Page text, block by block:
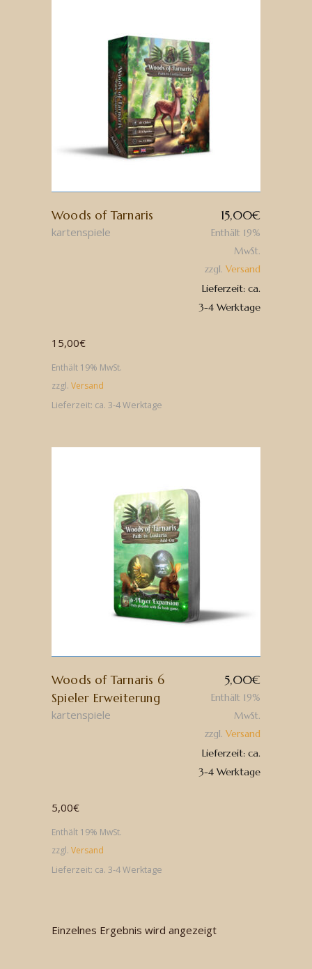
Woods of Tarnaris 15,00€
Enthält 19%
MwSt.
zzgl. Versand
Lieferzeit: ca.
3-4 Werktage
kartenspiele
15,00€
Enthält 19% MwSt.
zzgl. Versand
Lieferzeit: ca. 3-4 Werktage
Woods of Tarnaris 6
Spieler Erweiterung
5,00€
Enthält 19%
MwSt.
zzgl. Versand
Lieferzeit: ca.
3-4 Werktage
kartenspiele
5,00€
Enthält 19% MwSt.
zzgl. Versand
Lieferzeit: ca. 3-4 Werktage
Einzelnes Ergebnis wird angezeigt